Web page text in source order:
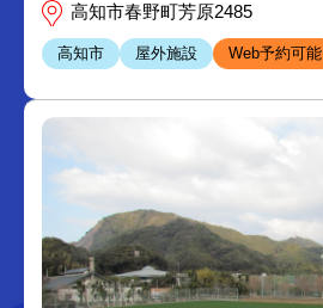
高知市春野町芳原2485
高知市 屋外施設 Web予約可能